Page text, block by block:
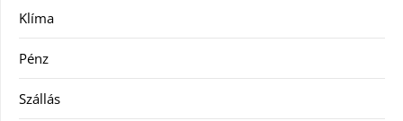
Klíma
Pénz
Szállás